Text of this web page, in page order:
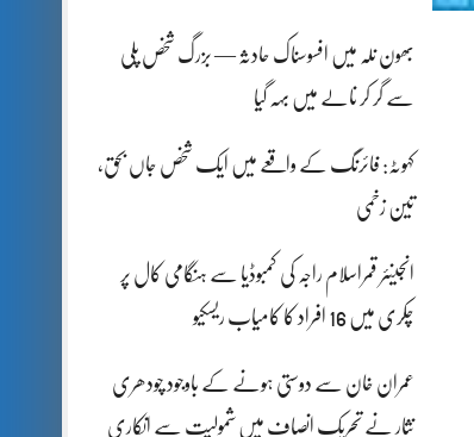
بھون نلہ میں افسوسناک حادثہ — بزرگ شخص پلی
سے گر کر نالے میں بہہ گیا
کہوٹہ: فائرنگ کے واقعے میں ایک شخص جاں بحق،
تین زخمی
انجینئر قمراسلام راجہ کی کمبوڈیا سے ہنگامی کال پر
چکری میں 16 افراد کا کامیاب ریسکیو
عمران خان سے دوستی ہونے کے باوجود چودھری
نثار نے تحریک انصاف میں شمولیت سے انکاری